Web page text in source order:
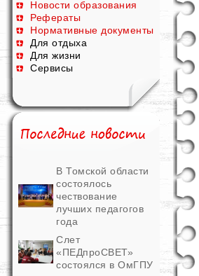
Новости образования
Рефераты
Нормативные документы
Для отдыха
Для жизни
Сервисы
В Томской области
состоялось
чествование
лучших педагогов
года
Слет
«ПЕДпроСВЕТ»
состоялся в ОмГПУ